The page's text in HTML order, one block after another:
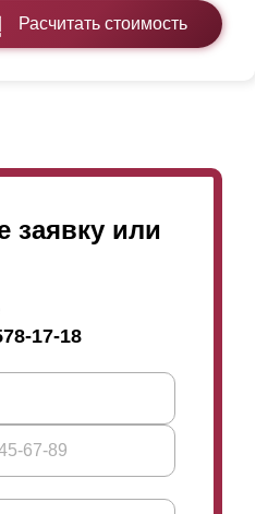
Расчитать стоимость
заявку или
17-18